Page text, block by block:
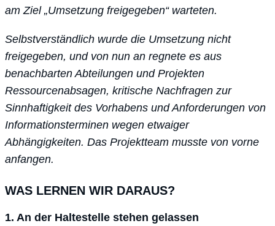
am Ziel „Umsetzung freigegeben“ warteten.
Selbstverständlich wurde die Umsetzung nicht
freigegeben, und von nun an regnete es aus
benachbarten Abteilungen und Projekten
Ressourcenabsagen, kritische Nachfragen zur
Sinnhaftigkeit des Vorhabens und Anforderungen von
Informationsterminen wegen etwaiger
Abhängigkeiten. Das Projektteam musste von vorne
anfangen.
WAS LERNEN WIR DARAUS?
1. An der Haltestelle stehen gelassen